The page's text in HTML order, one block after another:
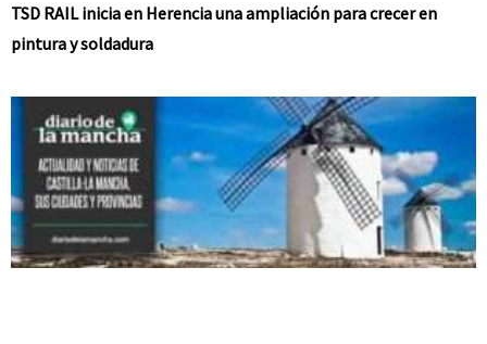
TSD RAIL inicia en Herencia una ampliación para crecer en
pintura y soldadura